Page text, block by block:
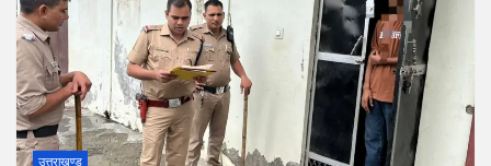
उत्तराखण्ड